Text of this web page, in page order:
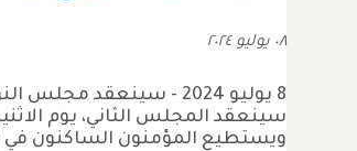
٠٨ يوليو ٢٠٢٤
سينعقد المجلس الثاني، يوم الاثنين ،
ويستطيع المؤمنون الساكنون في